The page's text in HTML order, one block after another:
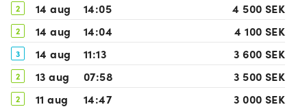
2 14 aug 14:05 4 500 SEK
2 14 aug 14:04 4 100 SEK
3 14 aug 11:13 3 600 SEK
2 13 aug 07:58 3 500 SEK
2 11 aug 14:47 3 000 SEK